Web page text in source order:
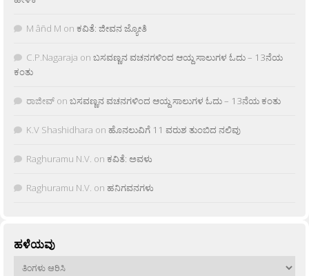
M âñd M on ಕವಿತೆ: ಜೀವನ ಜ್ಯೋತಿ
C.P.Nagaraja on ಬಸವಣ್ಣನ ವಚನಗಳಿಂದ ಆಯ್ದ ಸಾಲುಗಳ ಓದು – 13ನೆಯ
ಕಂತು
ರಾಜೀವ್ on ಬಸವಣ್ಣನ ವಚನಗಳಿಂದ ಆಯ್ದ ಸಾಲುಗಳ ಓದು – 13ನೆಯ ಕಂತು
K.V Shashidhara on ಹೊನಲುವಿಗೆ 11 ವರುಶ ತುಂಬಿದ ನಲಿವು
Raghuramu N.V. on ಕವಿತೆ: ಅವಳು
Raghuramu N.V. on ಹನಿಗವನಗಳು
ಹಳೆಯವು
ಹಳೆಯವು